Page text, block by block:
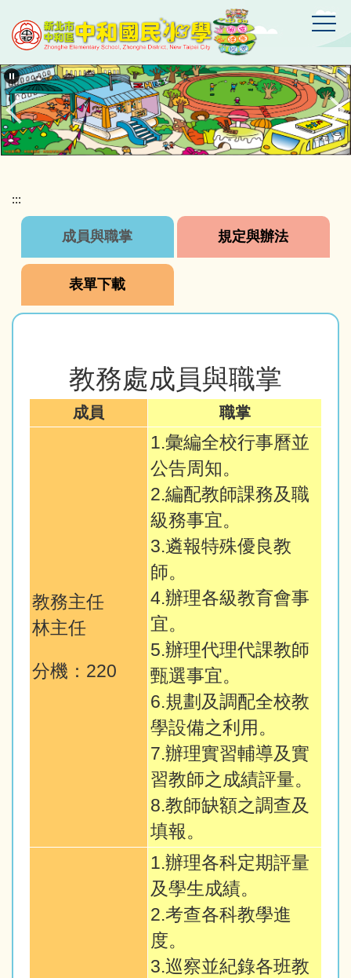
到
主
要
內
容
區
新
北
市
中
和
區
國
:::
成員與職掌 規定與辦法
表單下載
教務處成員與職掌
成員 職掌
教務主任
林主任
分機：220
1.彙編全校行事曆並
公告周知。
2.編配教師課務及職
級務事宜。
3.遴報特殊優良教
師。
4.辦理各級教育會事
宜。
5.辦理代理代課教師
甄選事宜。
6.規劃及調配全校教
學設備之利用。
7.辦理實習輔導及實
習教師之成績評量。
8.教師缺額之調查及
填報。
1.辦理各科定期評量
及學生成績。
2.考查各科教學進
度。
3.巡察並紀錄各班教